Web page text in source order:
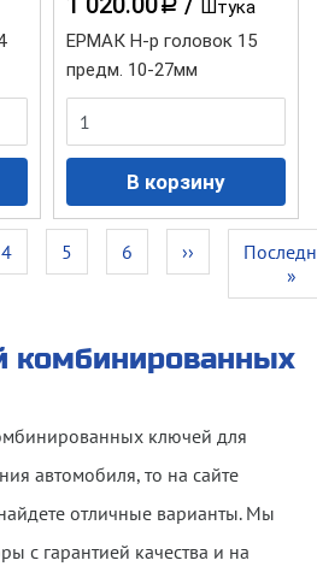
a
Штука
ЕРМАК Н-р головок 15
предм. 10-27мм
Page
4 Page
5 Page
6
Следующая
страница
››
»
комбинированных
ключей для
автомобиля, то на сайте
отличные варианты. Мы
с гарантией качества и на